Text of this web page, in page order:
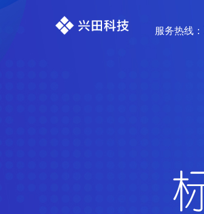
服务热线：